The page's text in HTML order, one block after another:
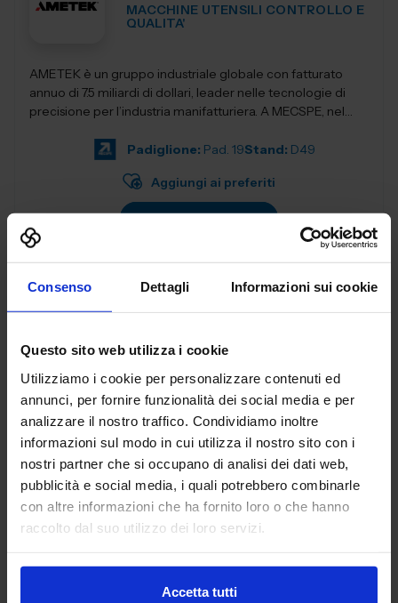
Consenso Dettagli Informazioni sui cookie
Questo sito web utilizza i cookie
Utilizziamo i cookie per personalizzare contenuti ed
annunci, per fornire funzionalità dei social media e per
analizzare il nostro traffico. Condividiamo inoltre
informazioni sul modo in cui utilizza il nostro sito con i
nostri partner che si occupano di analisi dei dati web,
pubblicità e social media, i quali potrebbero combinarle
con altre informazioni che ha fornito loro o che hanno
raccolto dal suo utilizzo dei loro servizi.
Accetta tutti
MACCHINE UTENSILI CONTROLLO E
QUALITA'
AMETEK è un gruppo industriale globale con fatturato
annuo di 7.5 miliardi di dollari, leader nelle tecnologie di
precisione per l’industria manifatturiera. A MECSPE, nel
Padiglione: Pad. 19Stand: D49
Aggiungi ai preferiti
Vai alla scheda
ANCA ITALIA SRL
MACCHINE UTENSILI
Padiglione: Pad. 14Stand:E31
Aggiungi ai preferiti
Vai alla scheda
AUTHON SRL
MACCHINE UTENSILI